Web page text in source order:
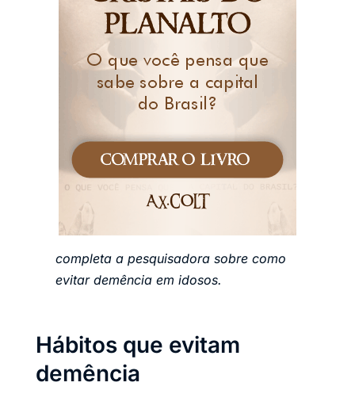
completa a pesquisadora sobre como
evitar demência em idosos.
Hábitos que evitam
demência